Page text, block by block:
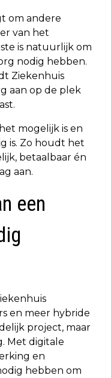
om andere
van het
is natuurlijk om
nodig hebben.
Ziekenhuis
aan op de plek
mogelijk is en
is. Zo houdt het
betaalbaar én
aan.
een
en meer hybride
project, maar
Met digitale
en
hebben om